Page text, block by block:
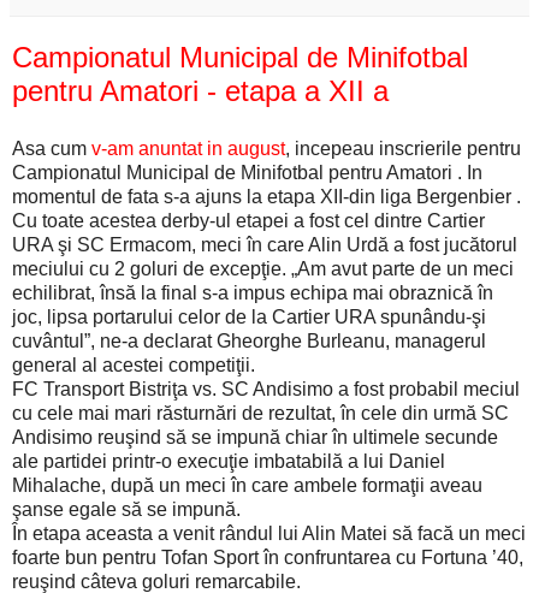
Campionatul Municipal de Minifotbal
pentru Amatori - etapa a XII a
Asa cum v-am anuntat in august, incepeau inscrierile pentru
Campionatul Municipal de Minifotbal pentru Amatori . In
momentul de fata s-a ajuns la etapa XII-din liga Bergenbier .
Cu toate acestea derby-ul etapei a fost cel dintre Cartier
URA şi SC Ermacom, meci în care Alin Urdă a fost jucătorul
meciului cu 2 goluri de excepţie. „Am avut parte de un meci
echilibrat, însă la final s-a impus echipa mai obraznică în
joc, lipsa portarului celor de la Cartier URA spunându-şi
cuvântul”, ne-a declarat Gheorghe Burleanu, managerul
general al acestei competiţii.
FC Transport Bistriţa vs. SC Andisimo a fost probabil meciul
cu cele mai mari răsturnări de rezultat, în cele din urmă SC
Andisimo reuşind să se impună chiar în ultimele secunde
ale partidei printr-o execuţie imbatabilă a lui Daniel
Mihalache, după un meci în care ambele formaţii aveau
şanse egale să se impună.
În etapa aceasta a venit rândul lui Alin Matei să facă un meci
foarte bun pentru Tofan Sport în confruntarea cu Fortuna ’40,
reuşind câteva goluri remarcabile.